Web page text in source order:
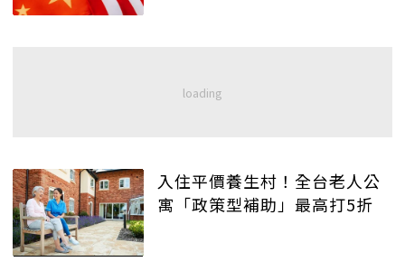
入住平價養生村！全台老人公
寓「政策型補助」最高打5折